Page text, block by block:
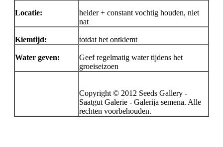
Locatie:
helder + constant vochtig houden, niet
nat
Kiemtijd: totdat het ontkiemt
Water geven:
Geef regelmatig water tijdens het
groeiseizoen
Copyright © 2012 Seeds Gallery -
Saatgut Galerie - Galerija semena. Alle
rechten voorbehouden.